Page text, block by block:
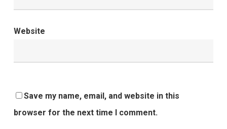
Website
Save my name, email, and website in this
browser for the next time I comment.